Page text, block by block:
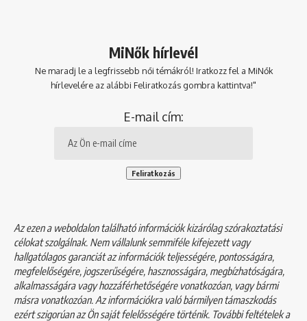
MiNők hírlevél
Ne maradj le a legfrissebb női témákról! Iratkozz fel a MiNők
hírlevelére az alábbi Feliratkozás gombra kattintva!"
E-mail cím:
Az ezen a weboldalon található információk kizárólag szórakoztatási
célokat szolgálnak. Nem vállalunk semmiféle kifejezett vagy
hallgatólagos garanciát az információk teljességére, pontosságára,
megfelelőségére, jogszerűségére, hasznosságára, megbízhatóságára,
alkalmasságára vagy hozzáférhetőségére vonatkozóan, vagy bármi
másra vonatkozóan. Az információkra való bármilyen támaszkodás
ezért szigorúan az Ön saját felelősségére történik. További feltételek a